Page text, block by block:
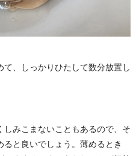
、しっかりひたして数分放置し
みこまないこともあるので、そ
と良いでしょう。薄めるとき